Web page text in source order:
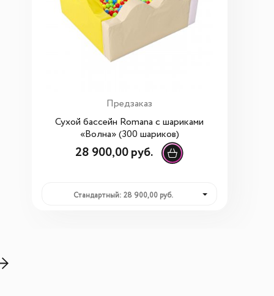
Предзаказ
Сухой бассейн Romana с шариками
«Волна» (300 шариков)
28 900,00 руб.
Стандартный: 28 900,00 руб.